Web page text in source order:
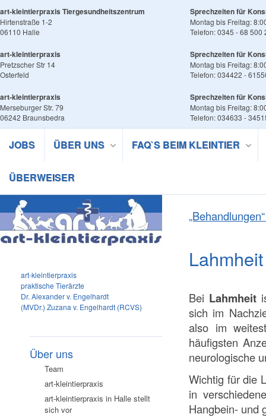
art-kleintierpraxis Tiergesundheitszentrum
Hirtenstraße 1-2
06110 Halle
Sprechzeiten für
Montag bis Freitag:
Telefon: 0345 - 68 500
art-kleintierpraxis
Pretzscher Str 14
Osterfeld
Sprechzeiten für
Montag bis Freitag:
Telefon: 034422 -
art-kleintierpraxis
Merseburger Str. 79
06242 Braunsbedra
Sprechzeiten für
Montag bis Freitag:
Telefon: 034633 -
JOBS ÜBER UNS FAQ`S BEIM KLEINTIER
ÜBERWEISER
art-kleintierpraxis
praktische Tierärzte
Dr. Alexander v. Engelhardt
(MVDr.) Zuzana v. Engelhardt (RCVS)
Über uns
Team
art-kleintierpraxis
art-kleintierpraxis in Halle stellt
sich vor
Lahmheit
Bei Lahmheit
sich im
also im
häufigsten
neurologische
Wichtig für die
in
Hangbein- und